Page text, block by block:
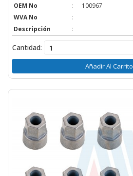
OEM No
:
100967
WVA No
:
Descripción
:
Cantidad:
Añadir Al Carrito